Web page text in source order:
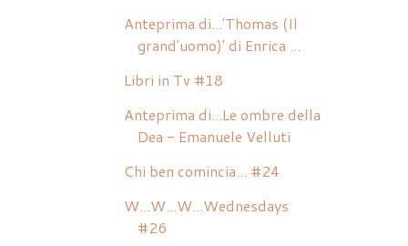
Anteprima di...'Thomas (Il
grand'uomo)' di Enrica ...
Libri in Tv #18
Anteprima di...Le ombre della
Dea - Emanuele Velluti
Chi ben comincia... #24
W...W...W...Wednesdays
#26